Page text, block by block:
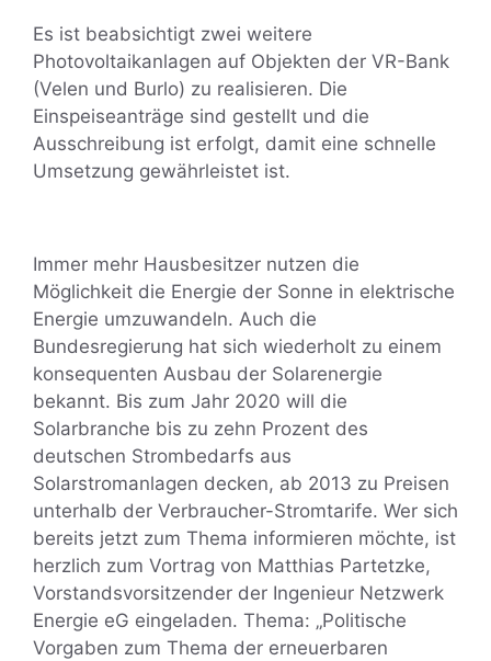
Es ist beabsichtigt zwei weitere
Photovoltaikanlagen auf Objekten der VR-Bank
(Velen und Burlo) zu realisieren. Die
Einspeiseanträge sind gestellt und die
Ausschreibung ist erfolgt, damit eine schnelle
Umsetzung gewährleistet ist.
Immer mehr Hausbesitzer nutzen die
Möglichkeit die Energie der Sonne in elektrische
Energie umzuwandeln. Auch die
Bundesregierung hat sich wiederholt zu einem
konsequenten Ausbau der Solarenergie
bekannt. Bis zum Jahr 2020 will die
Solarbranche bis zu zehn Prozent des
deutschen Strombedarfs aus
Solarstromanlagen decken, ab 2013 zu Preisen
unterhalb der Verbraucher-Stromtarife. Wer sich
bereits jetzt zum Thema informieren möchte, ist
herzlich zum Vortrag von Matthias Partetzke,
Vorstandsvorsitzender der Ingenieur Netzwerk
Energie eG eingeladen. Thema: „Politische
Vorgaben zum Thema der erneuerbaren